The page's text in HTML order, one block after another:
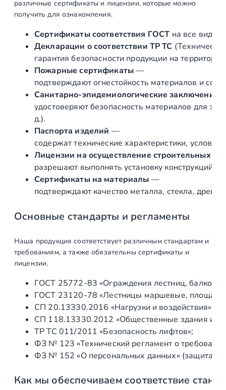
различные сертификаты и лицензии, которые можно
получить для ознакомления.
Сертификаты соответствия ГОСТ на все виды
Декларации о соответствии ТР ТС
гарантия безопасности продукции на
Пожарные сертификаты—
подтверждают огнестойкость материалов и
Санитарно‑эпидемиологические заключения
удостоверяют безопасность материалов для
д.).
Паспорта изделий —
содержат технические характеристики,
Лицензии на осуществление строительных и
разрешают выполнять установку конструкций
Сертификаты на материалы —
подтверждают качество металла, стекла,
Основные стандарты и регламенты
Наша продукция соответствует различным стандартам и
требованиям, а также обязательны сертификаты и
лицензии.
ГОСТ 25772‑83 «Ограждения лестниц,
ГОСТ 23120‑78 «Лестницы маршевые,
СП 20.13330.2016 «Нагрузки и воздействия»
СП 118.13330.2012 «Общественные здания и
ТР ТС 011/2011 «Безопасность лифтов»;
ФЗ № 123 «Технический регламент о
ФЗ № 152 «О персональных данных» (защита
Как мы обеспечиваем соответствие